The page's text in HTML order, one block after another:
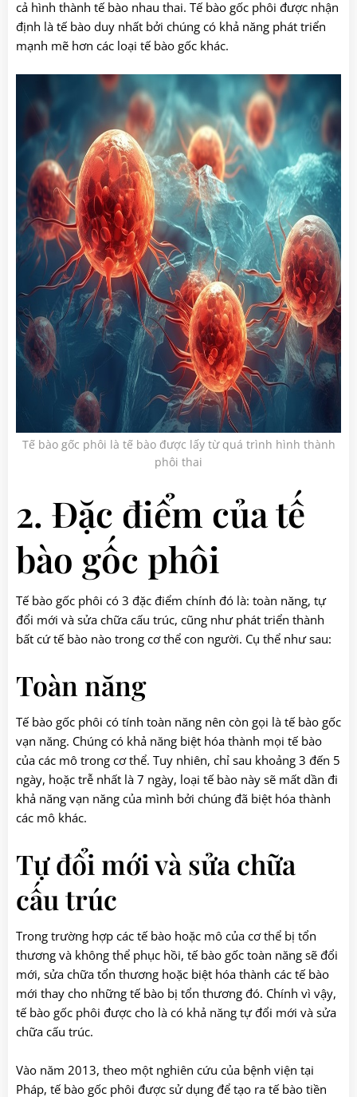
cả hình thành tế bào nhau thai. Tế bào gốc phôi được nhận
định là tế bào duy nhất bởi chúng có khả năng phát triển
mạnh mẽ hơn các loại tế bào gốc khác.
Tế bào gốc phôi là tế bào được lấy từ quá trình hình thành
phôi thai
2. Đặc điểm của tế
bào gốc phôi
Tế bào gốc phôi có 3 đặc điểm chính đó là: toàn năng, tự
đổi mới và sửa chữa cấu trúc, cũng như phát triển thành
bất cứ tế bào nào trong cơ thể con người. Cụ thể như sau:
Toàn năng
Tế bào gốc phôi có tính toàn năng nên còn gọi là tế bào gốc
vạn năng. Chúng có khả năng biệt hóa thành mọi tế bào
của các mô trong cơ thể. Tuy nhiên, chỉ sau khoảng 3 đến 5
ngày, hoặc trễ nhất là 7 ngày, loại tế bào này sẽ mất dần đi
khả năng vạn năng của mình bởi chúng đã biệt hóa thành
các mô khác.
Tự đổi mới và sửa chữa
cấu trúc
Trong trường hợp các tế bào hoặc mô của cơ thể bị tổn
thương và không thể phục hồi, tế bào gốc toàn năng sẽ đổi
mới, sửa chữa tổn thương hoặc biệt hóa thành các tế bào
mới thay cho những tế bào bị tổn thương đó. Chính vì vậy,
tế bào gốc phôi được cho là có khả năng tự đổi mới và sửa
chữa cấu trúc.
Vào năm 2013, theo một nghiên cứu của bệnh viện tại
Pháp, tế bào gốc phôi được sử dụng để tạo ra tế bào tiền